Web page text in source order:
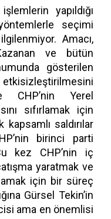
yapıldığı
seçimi
Amacı,
ve bütün
gösterilen
CHP’nin Yerel
sıfırlamak için
saldırılar
birinci parti
kez CHP’nin iç
yaratmak ve
için bir süreç
Gürsel Tekin’in
ama en önemlisi